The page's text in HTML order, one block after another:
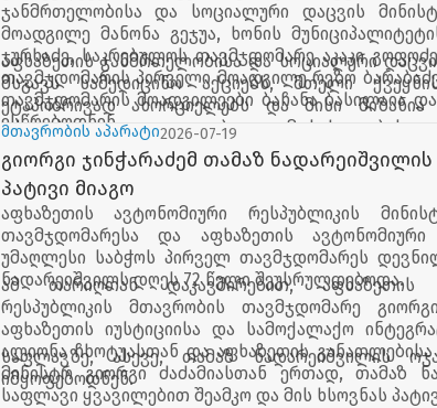
ჯანმრთელობისა და სოციალური დაცვის
მოადგილე მანონა გეჯუა, ხონის
ჯურხაძე, საკრებულოს თავმჯდომარე აკაკი
თავმჯდომარის პირველი მოადგილე რეზო
თავმჯდომარის მოადგილეები ბაჩანა ბასილაია
ესწრებოდნენ.
აფხაზეთის ჯანმრთელობისა და სოციალური
მსგავს სამედიცინო აქციებს, მთელი
ეტაპობრივად ახორციელებს და მისი მიზანია
იძულებით გადაადგილებული
სამედიცინო მომსახურებაზე
დაავადებების ადრეული გამოვლენა და მათი
მთავრობის აპარატი2026-07-19
გიორგი ჯინჭარაძემ თამაზ ნადარეიშვილის
პატივი მიაგო
აფხაზეთის ავტონომიური რესპუბლიკის
თავმჯდომარესა და აფხაზეთის ავტონომიური
უმაღლესი საბჭოს პირველ თავმჯდომარეს
ნადარეიშვილს დღეს 72 წელი შეუსრულდებოდა.
ამ თარიღთან დაკავშირებით, აფხაზეთის
რესპუბლიკის მთავრობის თავმჯდომარე
აფხაზეთის იუსტიციისა და სამოქალაქო
ალიონა ჩხოტუასთან და აფხაზეთის
მინისტრ გიორგი ძაძამიასთან ერთად, თამაზ
საფლავი ყვავილებით შეამკო და მის ხსოვნას
საფლავზე, ასევე, თამაზ ნადარეიშვილის
იმყოფებოდნენ.